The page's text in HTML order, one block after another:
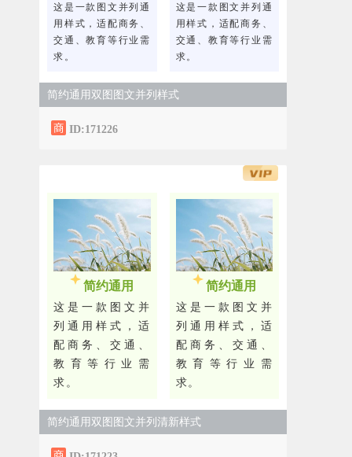
这是一款图文并列通
用样式，适配商务、
交通、教育等行业需
求。
这是一款图文并列通
用样式，适配商务、
交通、教育等行业需
求。
简约通用双图图文并列样式
ID:171226
简约通用
这是一款图文并
列通用样式，适
配商务、交通、
教育等行业需
求。
简约通用
这是一款图文并
列通用样式，适
配商务、交通、
教育等行业需
求。
简约通用双图图文并列清新样式